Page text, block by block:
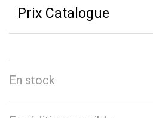
Prix Catalogue
En stock